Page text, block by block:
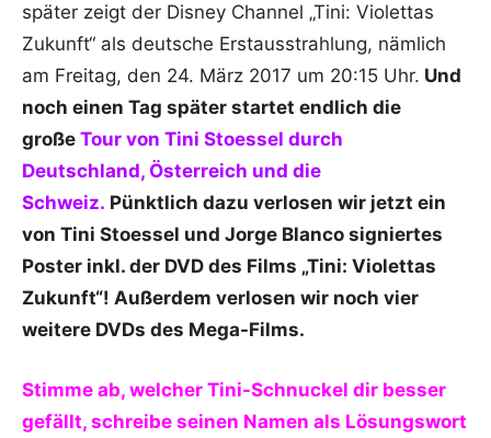
später zeigt der Disney Channel „Tini: Violettas
Zukunft“ als deutsche Erstausstrahlung, nämlich
am Freitag, den 24. März 2017 um 20:15 Uhr. Und
noch einen Tag später startet endlich die
große Tour von Tini Stoessel durch
Deutschland, Österreich und die
Schweiz. Pünktlich dazu verlosen wir jetzt ein
von Tini Stoessel und Jorge Blanco signiertes
Poster inkl. der DVD des Films „Tini: Violettas
Zukunft“! Außerdem verlosen wir noch vier
weitere DVDs des Mega-Films.
Stimme ab, welcher Tini-Schnuckel dir besser
gefällt, schreibe seinen Namen als Lösungswort